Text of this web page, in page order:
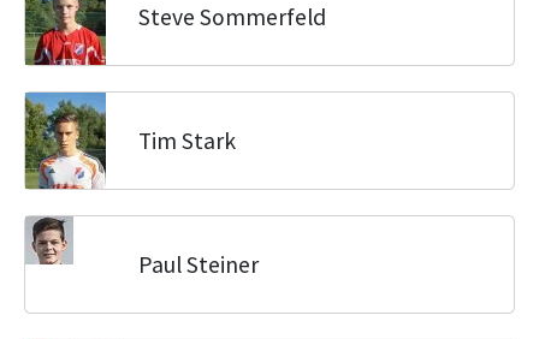
Steve Sommerfeld
Tim Stark
Paul Steiner